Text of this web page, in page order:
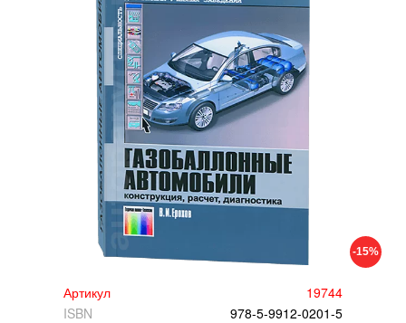
-15%
Артикул
19744
ISBN
978-5-9912-0201-5